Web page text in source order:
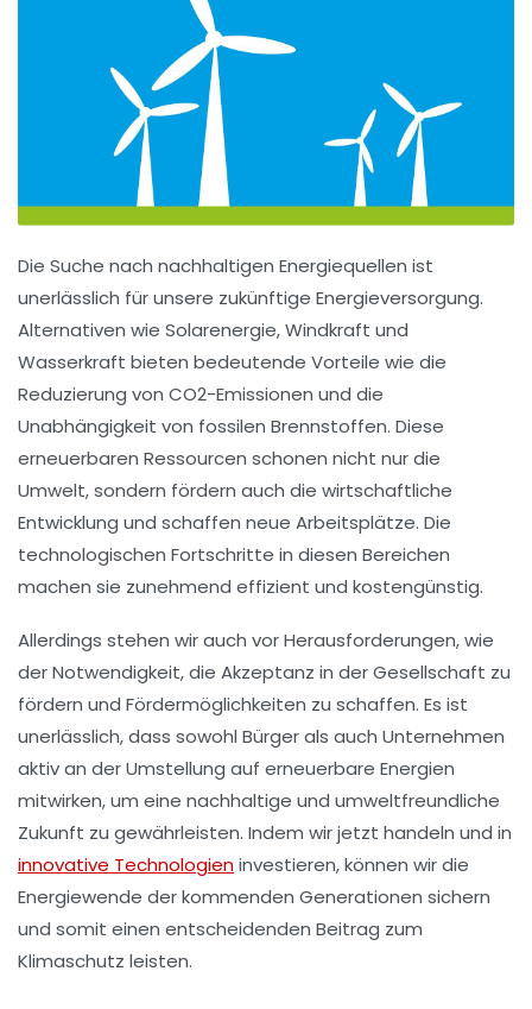
Die Suche nach nachhaltigen Energiequellen ist
unerlässlich für unsere zukünftige Energieversorgung.
Alternativen wie Solarenergie,Windkraft und
Wasserkraft bieten bedeutende Vorteile wie die
Reduzierung von CO2-Emissionen und die
Unabhängigkeit von fossilen Brennstoffen. Diese
erneuerbaren Ressourcen schonen nicht nur die
Umwelt, sondern fördern auch die wirtschaftliche
Entwicklung und schaffen neue Arbeitsplätze. Die
technologischen Fortschritte in diesen Bereichen
machen sie zunehmend effizient und kostengünstig.
Allerdings stehen wir auch vor Herausforderungen, wie
der Notwendigkeit, die Akzeptanz in der Gesellschaft zu
fördern und Fördermöglichkeiten zu schaffen. Es ist
unerlässlich, dass sowohl Bürger als auch Unternehmen
aktiv an derUmstellung auf erneuerbare Energien
mitwirken, um eine nachhaltige und umweltfreundliche
Zukunft zu gewährleisten. Indem wir jetzt handeln und in
innovative Technologieninvestieren, können wir die
Energiewende der kommenden Generationen sichern
und somit einen entscheidenden Beitrag zum
Klimaschutz leisten.